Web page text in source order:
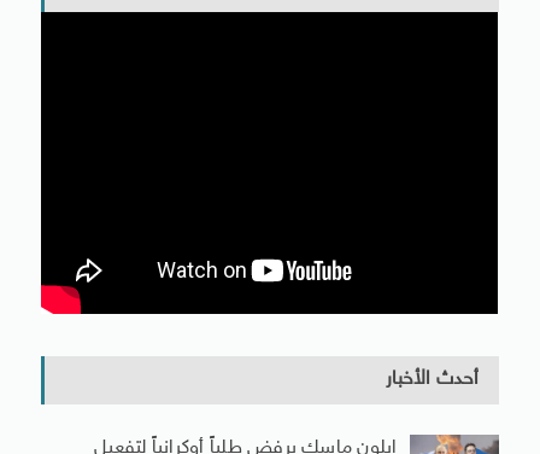
أحدث الأخبار
إيلون ماسك يرفض طلباً أوكرانياً لتفعيل